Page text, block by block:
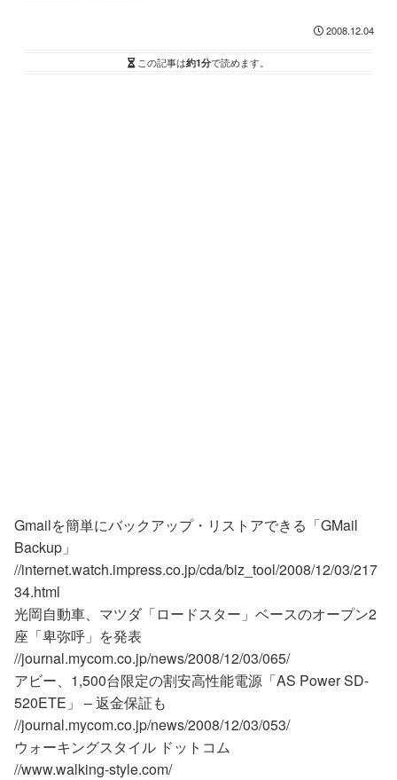
2008.12.04
この記事は約1分で読めます。
Gmailを簡単にバックアップ・リストアできる「GMail
Backup」
//internet.watch.impress.co.jp/cda/biz_tool/2008/12/03/217
34.html
光岡自動車、マツダ「ロードスター」ベースのオープン2
座「卑弥呼」を発表
//journal.mycom.co.jp/news/2008/12/03/065/
アビー、1,500台限定の割安高性能電源「AS Power SD-
520ETE」 – 返金保証も
//journal.mycom.co.jp/news/2008/12/03/053/
ウォーキングスタイル ドットコム
//www.walking-style.com/